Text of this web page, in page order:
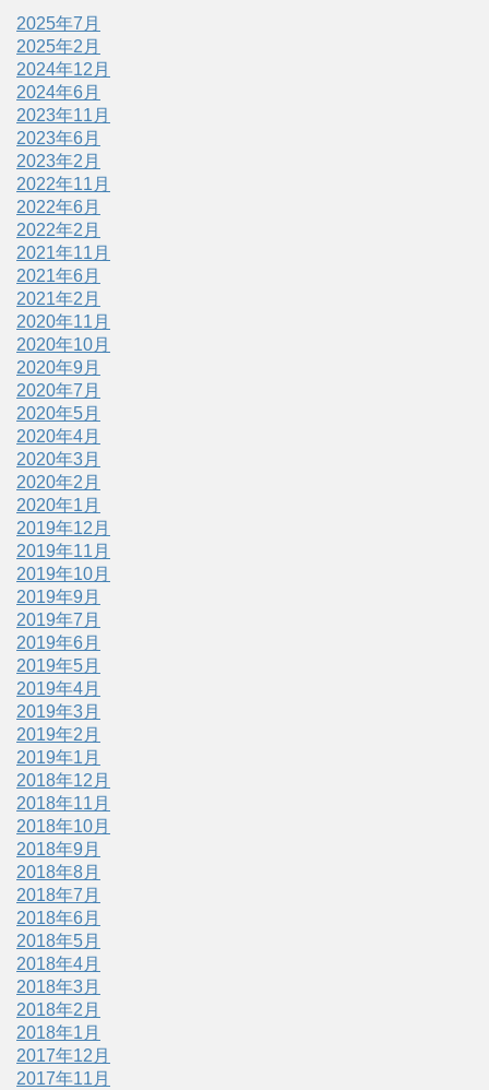
2025年7月
2025年2月
2024年12月
2024年6月
2023年11月
2023年6月
2023年2月
2022年11月
2022年6月
2022年2月
2021年11月
2021年6月
2021年2月
2020年11月
2020年10月
2020年9月
2020年7月
2020年5月
2020年4月
2020年3月
2020年2月
2020年1月
2019年12月
2019年11月
2019年10月
2019年9月
2019年7月
2019年6月
2019年5月
2019年4月
2019年3月
2019年2月
2019年1月
2018年12月
2018年11月
2018年10月
2018年9月
2018年8月
2018年7月
2018年6月
2018年5月
2018年4月
2018年3月
2018年2月
2018年1月
2017年12月
2017年11月